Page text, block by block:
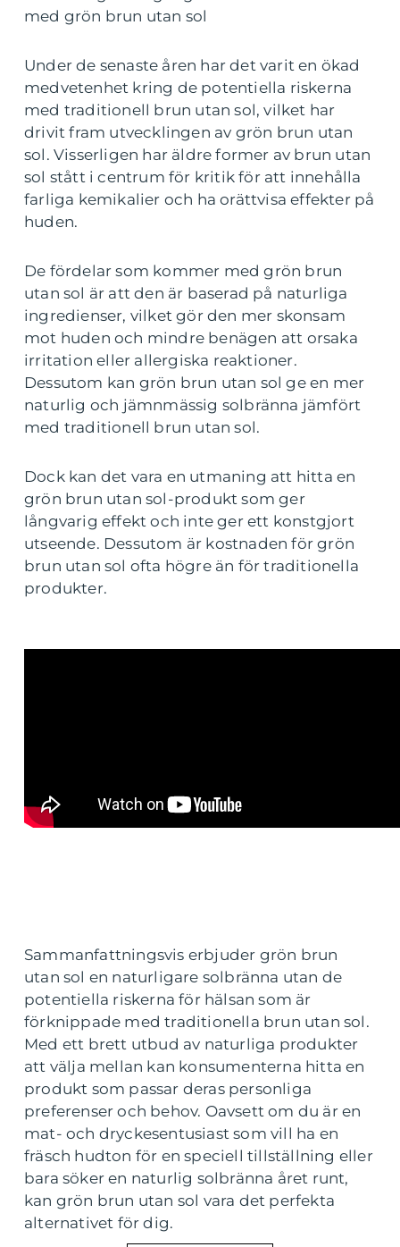
med grön brun utan sol
Under de senaste åren har det varit en ökad
medvetenhet kring de potentiella riskerna
med traditionell brun utan sol, vilket har
drivit fram utvecklingen av grön brun utan
sol. Visserligen har äldre former av brun utan
sol stått i centrum för kritik för att innehålla
farliga kemikalier och ha orättvisa effekter på
huden.
De fördelar som kommer med grön brun
utan sol är att den är baserad på naturliga
ingredienser, vilket gör den mer skonsam
mot huden och mindre benägen att orsaka
irritation eller allergiska reaktioner.
Dessutom kan grön brun utan sol ge en mer
naturlig och jämnmässig solbränna jämfört
med traditionell brun utan sol.
Dock kan det vara en utmaning att hitta en
grön brun utan sol-produkt som ger
långvarig effekt och inte ger ett konstgjort
utseende. Dessutom är kostnaden för grön
brun utan sol ofta högre än för traditionella
produkter.
Sammanfattningsvis erbjuder grön brun
utan sol en naturligare solbränna utan de
potentiella riskerna för hälsan som är
förknippade med traditionella brun utan sol.
Med ett brett utbud av naturliga produkter
att välja mellan kan konsumenterna hitta en
produkt som passar deras personliga
preferenser och behov. Oavsett om du är en
mat- och dryckesentusiast som vill ha en
fräsch hudton för en speciell tillställning eller
bara söker en naturlig solbränna året runt,
kan grön brun utan sol vara det perfekta
alternativet för dig.